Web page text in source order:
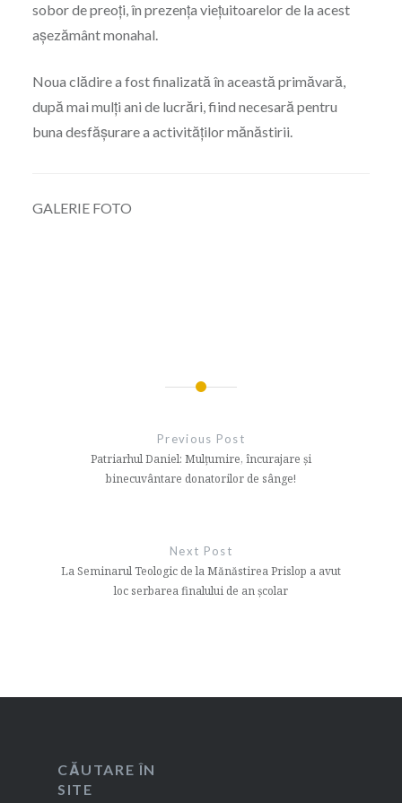
sobor de preoți, în prezența viețuitoarelor de la acest
așezământ monahal.
Noua clădire a fost finalizată în această primăvară,
după mai mulți ani de lucrări, fiind necesară pentru
buna desfășurare a activităților mănăstirii.
GALERIE FOTO
articole
Previous Post
Patriarhul Daniel: Mulțumire, încurajare și
binecuvântare donatorilor de sânge!
Next Post
La Seminarul Teologic de la Mănăstirea Prislop a avut
loc serbarea finalului de an școlar
CĂUTARE ÎN
SITE